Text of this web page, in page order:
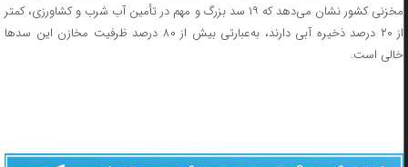
مخزنی کشور نشان می‌دهد که ۱۹ سد بزرگ و مهم در تأمین آب شرب و کشاورزی، کمتر
از ۲۰ درصد ذخیره آبی دارند، به‌عبارتی بیش از ۸۰ درصد ظرفیت مخازن این سدها
خالی است.